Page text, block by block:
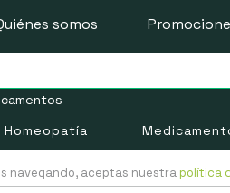
somos
Homeopatía
navegando, aceptas nuestra política